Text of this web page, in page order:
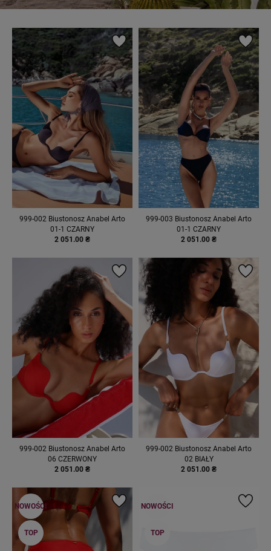
999-002 Biustonosz Anabel Arto
01-1 CZARNY
2 051.00 ₴
999-003 Biustonosz Anabel Arto
01-1 CZARNY
2 051.00 ₴
999-002 Biustonosz Anabel Arto
06 CZERWONY
2 051.00 ₴
999-002 Biustonosz Anabel Arto
02 BIAŁY
2 051.00 ₴
NOWOŚCI
TOP
NOWOŚCI
TOP